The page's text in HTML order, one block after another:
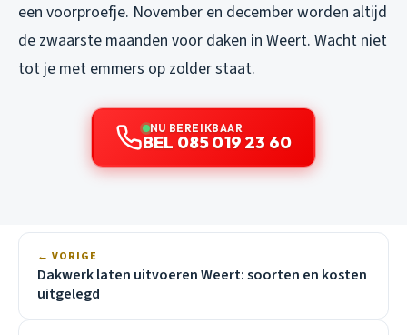
een voorproefje. November en december worden altijd
de zwaarste maanden voor daken in Weert. Wacht niet
tot je met emmers op zolder staat.
NU BEREIKBAAR
BEL 085 019 23 60
← VORIGE
Dakwerk laten uitvoeren Weert: soorten en kosten
uitgelegd